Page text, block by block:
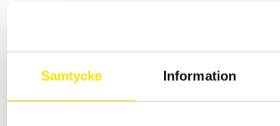
Samtycke Information